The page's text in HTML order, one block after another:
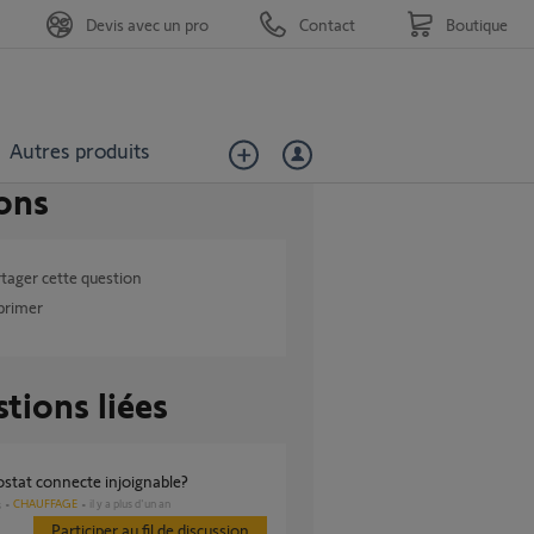
Autres produits
Devis avec un pro Contact Boutique
cette question
liées
connecte injoignable?
CHAUFFAGE il y a plus d'un an
Participer au fil de discussion